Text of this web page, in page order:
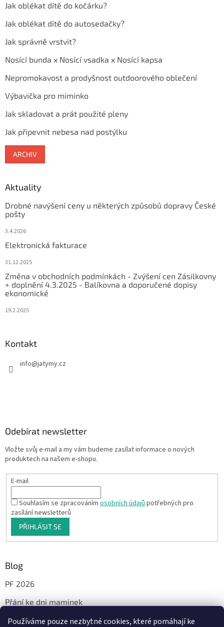
Používáme pouze nezbytné cookies, které pomáhají ke
Jak oblékat dítě do kočárku?
Jak oblékat dítě do autosedačky?
Jak správně vrstvit?
Nosící bunda x Nosící vsadka x Nosící kapsa
Nepromokavost a prodyšnost outdoorového oblečení
Výbavička pro miminko
Jak skladovat a prát použité pleny
Jak připevnit nebesa nad postýlku
ARCHIV
Aktuality
Drobné navýšení ceny u některých způsobů dopravy České
pošty
3.4.2026
Elektronická fakturace
31.12.2025
Změna v obchodních podmínkách - Zvýšení cen Zásilkovny
+ doplnění 4.3.2025 - Balíkovna a doporučené dopisy
ekonomické
19.2.2025
Kontakt
info@jatymy.cz
Odebírat newsletter
Vložte svůj e-mail a my vám budeme zasílat informace o nových
produktech na našem e-shopu.
E-mail
Souhlasím se zpracovánímosobních údajůpotřebných pro
zasílání newsletterů
PŘIHLÁSIT SE
Blog
PF 2026
Přání ke dni maminek